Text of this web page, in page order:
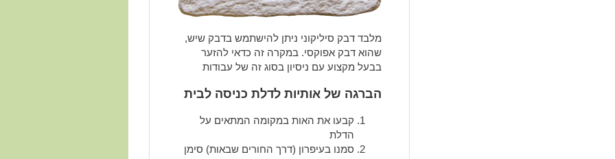
מלבד דבק סיליקוני ניתן להישתמש בדבק שיש,
שהוא דבק אפוקסי. במקרה זה כדאי להזער
בבעל מקצוע עם ניסיון בסוג זה של עבודות
הברגה של אותיות לדלת כניסה לבית
קבעו את האות במקומה המתאים על
הדלת
סמנו בעיפרון (דרך החורים שבאות) סימן